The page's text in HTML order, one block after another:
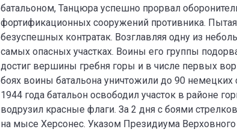
батальоном, Танцюра успешно прорвал
фортификационных сооружений противника.
безуспешных контратак. Возглавляя одну из
самых опасных участках. Воины его группы
достиг вершины гребня горы и в числе первых
боях воины батальона уничтожили до 90 немецких
1944 года батальон освободил участок в районе
водрузил красные флаги. За 2 дня с боями
на мысе Херсонес. Указом Президиума